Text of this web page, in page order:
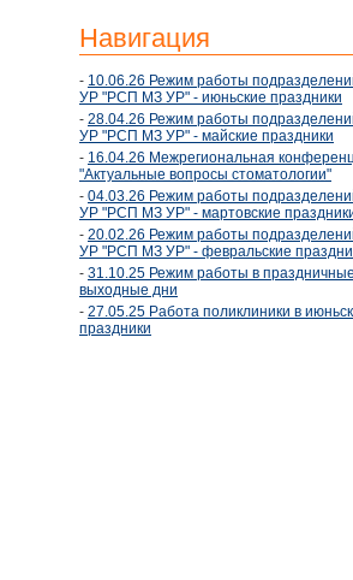
Навигация
- 10.06.26 Режим работы
УР "РСП МЗ УР" - июньские праздники
- 28.04.26 Режим работы
УР "РСП МЗ УР" - майские праздники
- 16.04.26 Межрегиональная
"Актуальные вопросы стоматологии"
- 04.03.26 Режим работы
УР "РСП МЗ УР" - мартовские
- 20.02.26 Режим работы
УР "РСП МЗ УР" - февральские
- 31.10.25 Режим работы в
выходные дни
- 27.05.25 Работа поликлиники в
праздники